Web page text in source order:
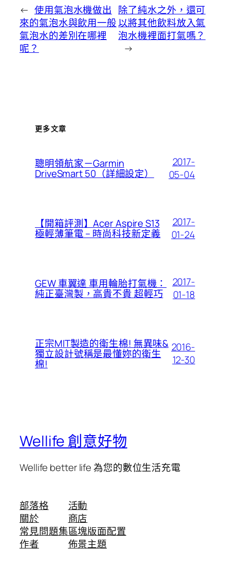
← 使用氣泡水機做出
來的氣泡水與飲用一般
氣泡水的差別在哪裡
呢？
除了純水之外，還可
以將其他飲料放入氣
泡水機裡面打氣嗎？
→
更多文章
聰明領航家－Garmin
DriveSmart 50（詳細設定）
2017-
05-04
【開箱評測】Acer Aspire S13
極輕薄筆電 – 時尚科技新定義
2017-
01-24
GEW 車翼達 車用輪胎打氣機：
純正臺灣製，高貴不貴 超輕巧
2017-
01-18
正宗MIT製造的衛生棉! 無異味&
獨立設計號稱是最懂妳的衛生
棉!
2016-
12-30
Wellife 創意好物
Wellife better life 為您的數位生活充電
部落格
關於
常見問題集
作者
活動
商店
區塊版面配置
佈景主題